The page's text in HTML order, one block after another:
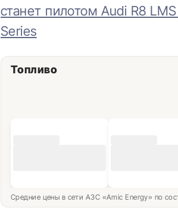
станет пилотом Audi R8
Series
Топливо
Средние цены в сети АЗС «Amic Energy» по